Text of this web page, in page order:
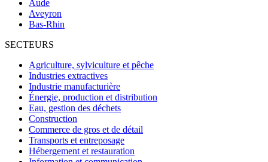
Aude
Aveyron
Bas-Rhin
SECTEURS
Agriculture, sylviculture et pêche
Industries extractives
Industrie manufacturière
Énergie, production et distribution
Eau, gestion des déchets
Construction
Commerce de gros et de détail
Transports et entreposage
Hébergement et restauration